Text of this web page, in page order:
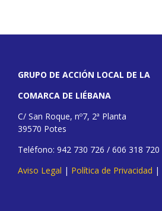
GRUPO DE ACCIÓN LOCAL DE LA
COMARCA DE LIÉBANA
C/ San Roque, nº7, 2ª Planta
39570 Potes
Teléfono: 942 730 726 / 606 318 720
Aviso Legal | Política de Privacidad |